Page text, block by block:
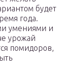
будет
года.
умениями и
урожай
помидоров,